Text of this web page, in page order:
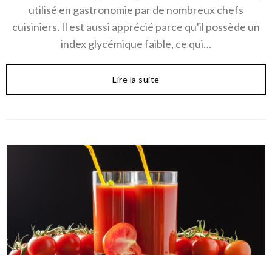
utilisé en gastronomie par de nombreux chefs
cuisiniers. Il est aussi apprécié parce qu'il possède un
index glycémique faible, ce qui…
Lire la suite